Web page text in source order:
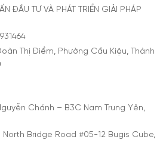
ĐẦU TƯ VÀ PHÁT TRIỂN GIẢI PHÁP
Thị Điểm, Phường Cầu Kiệu, Thành
Chánh – B3C Nam Trung Yên,
Bridge Road #05-12 Bugis Cube,